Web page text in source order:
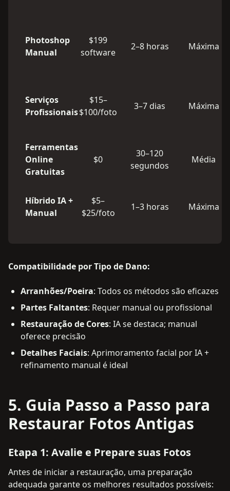
Photoshop
Manual
$199
software
2–8 horas Máxima
Serviços
Profissionais
$15–
$100/foto
3–7 dias Máxima
Ferramentas
Online
Gratuitas
$0
30–120
segundos
Média
Híbrido IA +
Manual
$5–
$25/foto
1–3 horas Máxima
Compatibilidade por Tipo de Dano:
Arranhões/Poeira: Todos os métodos são eficazes
Partes Faltantes: Requer manual ou profissional
Restauração de Cores: IA se destaca; manual
oferece precisão
Detalhes Faciais: Aprimoramento facial por IA +
refinamento manual é ideal
5. Guia Passo a Passo para
Restaurar Fotos Antigas
Etapa 1: Avalie e Prepare suas Fotos
Antes de iniciar a restauração, uma preparação
adequada garante os melhores resultados possíveis: